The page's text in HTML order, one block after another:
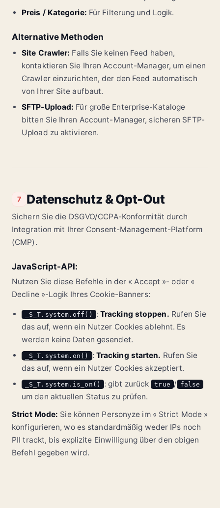
Preis / Kategorie: Für Filterung und Logik.
Alternative Methoden
Site Crawler: Falls Sie keinen Feed haben,
kontaktieren Sie Ihren Account-Manager, um einen
Crawler einzurichten, der den Feed automatisch
von Ihrer Site aufbaut.
SFTP-Upload: Für große Enterprise-Kataloge
bitten Sie Ihren Account-Manager, sicheren SFTP-
Upload zu aktivieren.
7 Datenschutz & Opt-Out
Sichern Sie die DSGVO/CCPA-Konformität durch
Integration mit Ihrer Consent-Management-Platform
(CMP).
JavaScript-API:
Nutzen Sie diese Befehle in der « Accept »- oder «
Decline »-Logik Ihres Cookie-Banners:
_S_T.system.off() : Tracking stoppen. Rufen Sie
das auf, wenn ein Nutzer Cookies ablehnt. Es
werden keine Daten gesendet.
_S_T.system.on() : Tracking starten. Rufen Sie
das auf, wenn ein Nutzer Cookies akzeptiert.
_S_T.system.is_on() : gibt zurück true / false
um den aktuellen Status zu prüfen.
Strict Mode: Sie können Personyze im « Strict Mode »
konfigurieren, wo es standardmäßig weder IPs noch
PII trackt, bis explizite Einwilligung über den obigen
Befehl gegeben wird.